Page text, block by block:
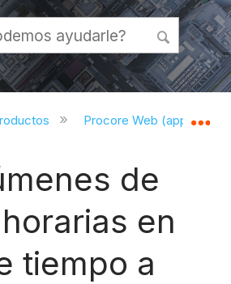
contraer jerarquía global
Procore Web
de
en
tiempo a